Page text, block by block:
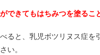
できてもはちみつを塗るこ
ると、乳児ボツリヌス症
い。